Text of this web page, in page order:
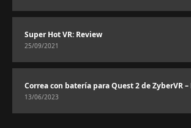
Super Hot VR: Review
25/09/2021
Correa con batería para Quest 2 de ZyberVR –
13/06/2023